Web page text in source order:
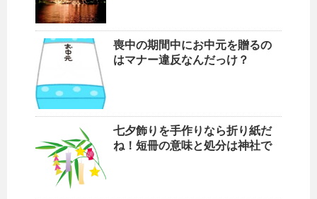
喪中の期間中にお中元を贈るの
はマナー違反なんだっけ？
七夕飾りを手作りなら折り紙だ
ね！短冊の意味と処分は神社で